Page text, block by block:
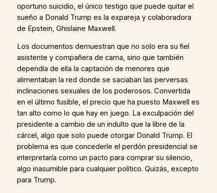
oportuno suicidio, el único testigo que puede quitar el
sueño a Donald Trump es la expareja y colaboradora
de Epstein, Ghislaine Maxwell.
Los documentos demuestran que no solo era su fiel
asistente y compañera de cama, sino que también
dependía de ella la captación de menores que
alimentaban la red donde se saciaban las perversas
inclinaciones sexuales de los poderosos. Convertida
en el último fusible, el precio que ha puesto Maxwell es
tan alto como lo que hay en juego. La exculpación del
presidente a cambio de un indulto que la libre de la
cárcel, algo que solo puede otorgar Donald Trump. El
problema es que concederle el perdón presidencial se
interpretaría como un pacto para comprar su silencio,
algo inasumible para cualquier político. Quizás, excepto
para Trump.